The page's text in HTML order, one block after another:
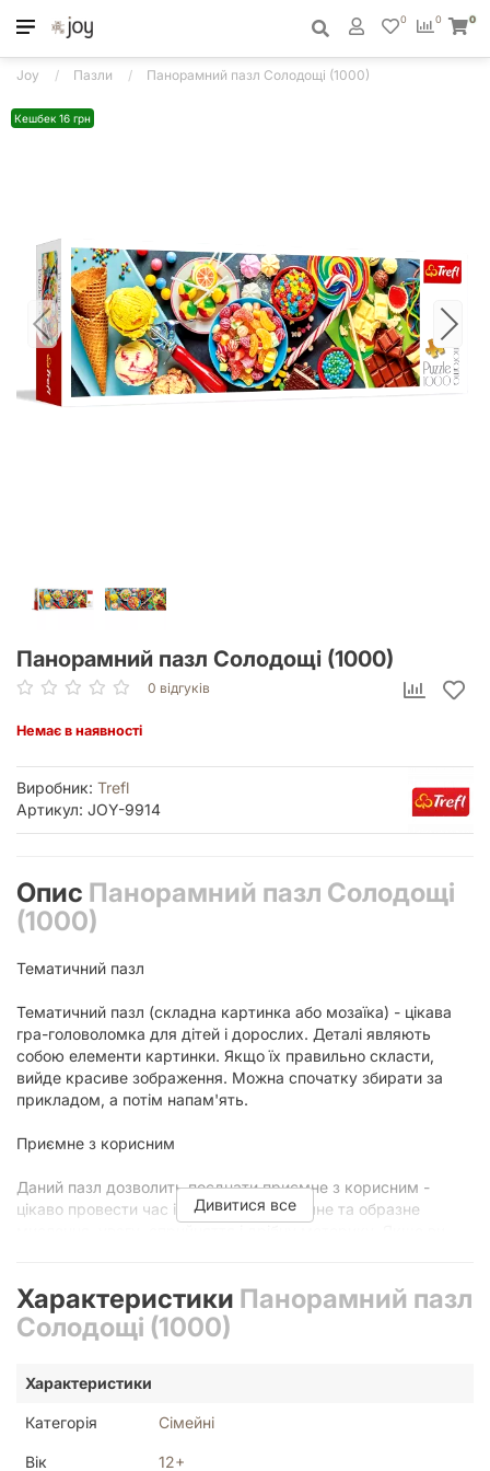
0
0 0
Joy Пазли Панорамний пазл Солодощі (1000)
Кешбек 16 грн
Панорамний пазл Солодощі (1000)
0 відгуків
Немає в наявності
Виробник: Trefl
Артикул: JOY-9914
Опис Панорамний пазл Солодощі
(1000)
Тематичний пазл
Тематичний пазл (складна картинка або мозаїка) - цікава
гра-головоломка для дітей і дорослих. Деталі являють
собою елементи картинки. Якщо їх правильно скласти,
вийде красиве зображення. Можна спочатку збирати за
прикладом, а потім напам'ять.
Приємне з корисним
Даний пазл дозволить поєднати приємне з корисним -
цікаво провести час і потренувати логічне та образне
Поради щодо збирання пазлів
наступних порад:
Дивитися все
Характеристики Панорамний пазл
Солодощі (1000)
Характеристики
Категорія Сімейні
Вік 12+